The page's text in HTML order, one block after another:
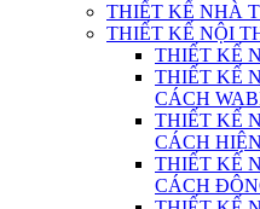
THIẾT KẾ NHÀ
THIẾT KẾ NỘI
THIẾT KẾ
THIẾT KẾ
CÁCH
THIẾT KẾ
CÁCH
THIẾT KẾ
CÁCH